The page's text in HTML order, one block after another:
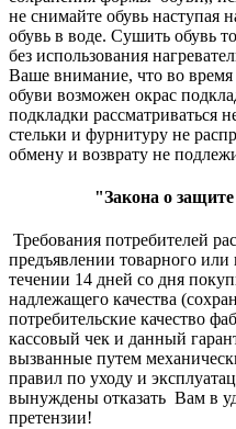
не снимайте обувь наступая
обувь в воде. Сушить обувь
без использования
Ваше внимание, что во
обуви возможен окрас
подкладки рассматриваться
стельки и фурнитуру не
обмену и возврату не
"Закона о
Требования потребителей
предъявлении товарного
течении 14 дней со дня
надлежащего качества
потребительские качество
кассовый чек и данный
вызванные путем
правил по уходу и
вынуждены отказать Вам в
претензии!